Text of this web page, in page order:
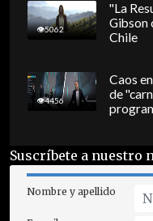
5062
"La
Gibson
Chile
4456
Caos
de
Suscríbete a nuestro
Nombre y apellido